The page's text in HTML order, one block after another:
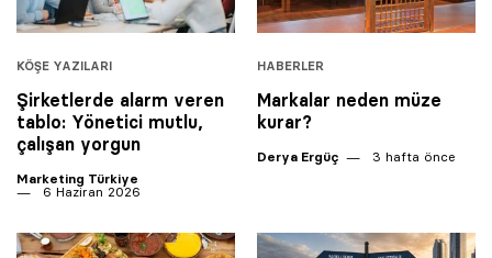
KÖŞE YAZILARI
Şirketlerde alarm veren
tablo: Yönetici mutlu,
çalışan yorgun
Marketing Türkiye
6 Haziran 2026
HABERLER
Markalar neden müze
kurar?
Derya Ergüç 3 hafta önce